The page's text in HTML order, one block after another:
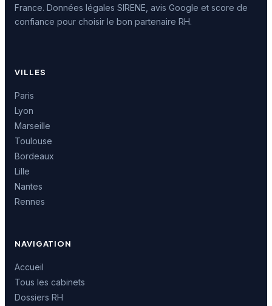
France. Données légales SIRENE, avis Google et score de
confiance pour choisir le bon partenaire RH.
VILLES
Paris
Lyon
Marseille
Toulouse
Bordeaux
Lille
Nantes
Rennes
NAVIGATION
Accueil
Tous les cabinets
Dossiers RH